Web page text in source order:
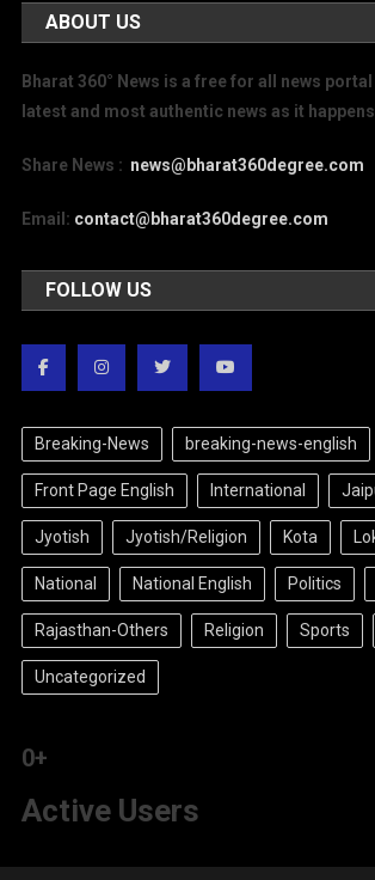
ABOUT US
Bharat 360° News is a free for all news
latest and most authentic news as it
Share News : news@bharat360degree.com
Email: contact@bharat360degree.com
FOLLOW US
Breaking-News breaking-news-english
Front Page English International
Jyotish Jyotish/Religion Kota
National National English Politics
Rajasthan-Others Religion Sports
Uncategorized
0+
Active Users